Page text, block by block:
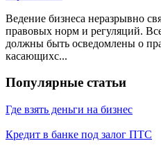
Ведение бизнеса неразрывно
правовых норм и регуляций.
должны быть осведомлены о
касающихс...
Популярные статьи
Где взять деньги на бизнес
Кредит в банке под залог ПТС